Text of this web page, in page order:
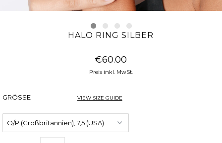
HALO RING SILBER
€60.00
Preis inkl. MwSt.
GRÖSSE VIEW SIZE GUIDE